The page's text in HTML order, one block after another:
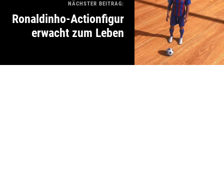
NÄCHSTER BEITRAG:
Ronaldinho-Actionfigur
erwacht zum Leben